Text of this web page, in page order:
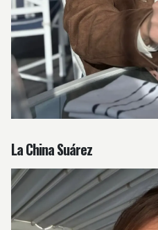
La China Suárez